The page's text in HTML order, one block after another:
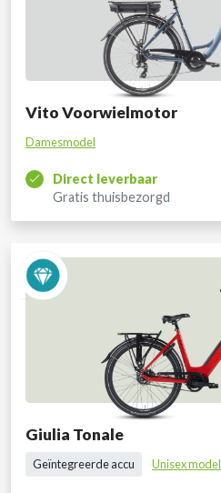
Vito Voorwielmotor
Damesmodel
Direct leverbaar
Gratis thuisbezorgd
Giulia Tonale
Geïntegreerde accu Unisex model